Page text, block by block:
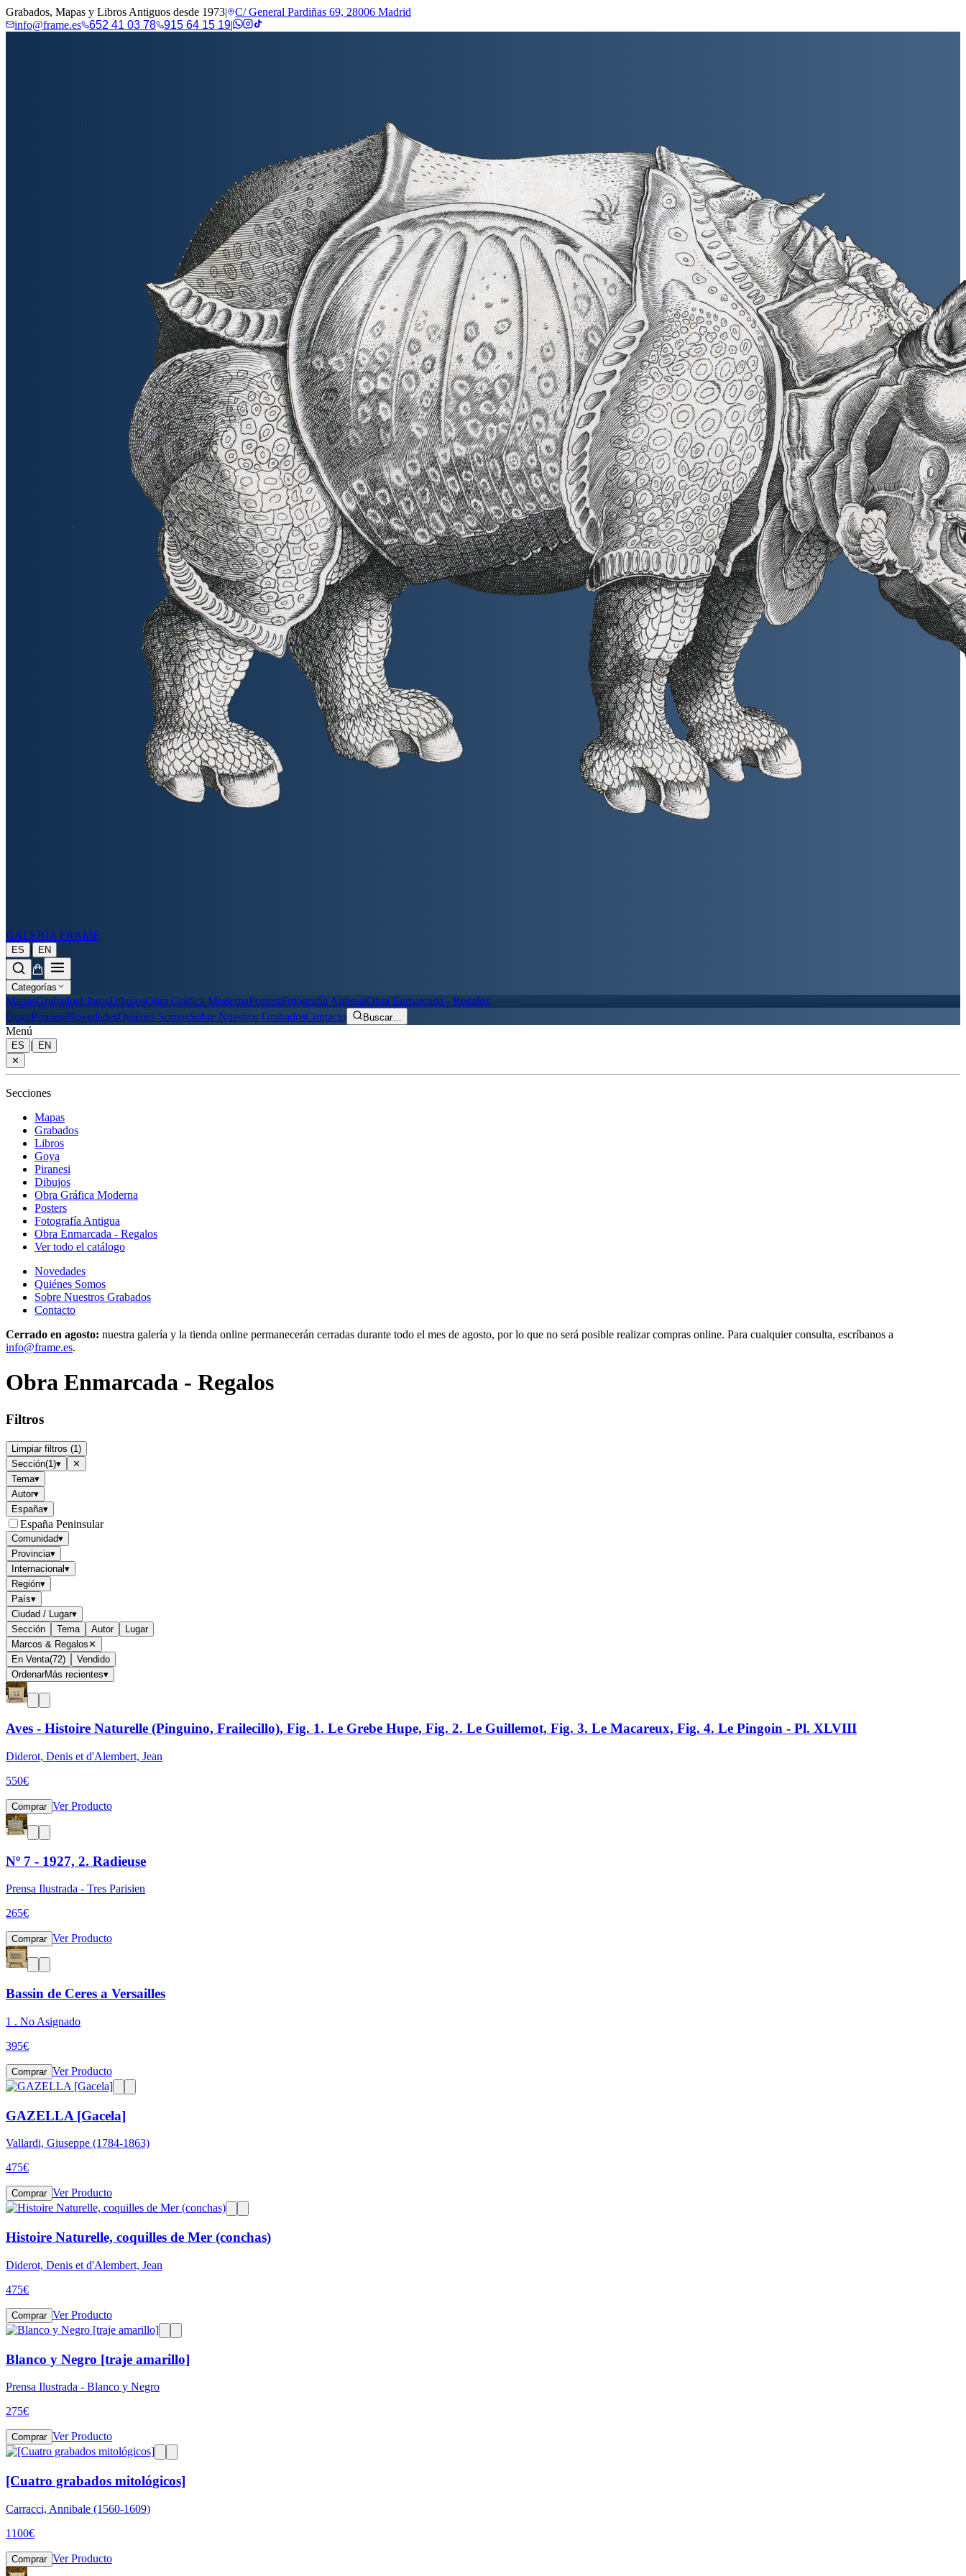
Grabados, Mapas y Libros Antiguos desde 1973|
C/ General Pardiñas 69, 28006 Madrid
info@frame.es
652 41 03 78 915 64 15 19|
GALERÍA FRAME
ES | EN
Categorías
MapasGrabadosLibrosDibujosObra Gráfica ModernaPostersFotografía AntiguaObra Enmarcada - Regalos
GoyaPiranesiNovedadesQuiénes SomosSobre Nuestros GrabadosContacto Buscar…
Menú
ES |
EN
✕
Secciones
Mapas
Grabados
Libros
Goya
Piranesi
Dibujos
Obra Gráfica Moderna
Posters
Fotografía Antigua
Obra Enmarcada - Regalos
Ver todo el catálogo
Novedades
Quiénes Somos
Sobre Nuestros Grabados
Contacto
Cerrado en agosto: nuestra galería y la tienda online permanecerán cerradas durante todo el mes de agosto, por lo que no será posible realizar compras online. Para cualquier consulta, escríbanos a
info@frame.es.
Obra Enmarcada - Regalos
Filtros
Limpiar filtros (1)
Sección(1)▾
✕
Tema▾
Autor▾
España▾
España Peninsular
Comunidad▾
Provincia▾
Internacional▾
Región▾
País▾
Ciudad / Lugar▾
Sección
Tema Autor
Lugar
Marcos & Regalos✕
En Venta(72)
Vendido
OrdenarMás recientes▾
Aves - Histoire Naturelle (Pinguino, Frailecillo), Fig. 1. Le Grebe Hupe, Fig. 2. Le Guillemot, Fig. 3. Le Macareux, Fig. 4. Le Pingoin - Pl. XLVIII
Diderot, Denis et d'Alembert, Jean
550€
Comprar Ver Producto
Nº 7 - 1927, 2. Radieuse
Prensa Ilustrada - Tres Parisien
265€
Comprar Ver Producto
Bassin de Ceres a Versailles
1 . No Asignado
395€
Comprar Ver Producto
GAZELLA [Gacela]
Vallardi, Giuseppe (1784-1863)
475€
Comprar Ver Producto
Histoire Naturelle, coquilles de Mer (conchas)
Diderot, Denis et d'Alembert, Jean
475€
Comprar Ver Producto
Blanco y Negro [traje amarillo]
Prensa Ilustrada - Blanco y Negro
275€
Comprar Ver Producto
[Cuatro grabados mitológicos]
Carracci, Annibale (1560-1609)
1100€
Comprar Ver Producto